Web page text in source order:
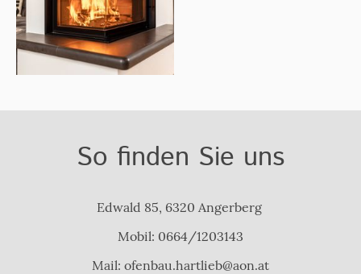
So finden Sie uns
Edwald 85, 6320 Angerberg
Mobil: 0664/1203143
Mail: ofenbau.hartlieb@aon.at